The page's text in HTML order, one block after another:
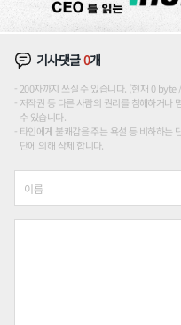
기사댓글0개
200자까지 쓰실 수 있습니다. (현재 0
저작권 등 다른 사람의 권리를 침해하거나
수 있습니다.
타인에게 불쾌감을 주는 욕설 등 비하하는
단에 의해 삭제 합니다.